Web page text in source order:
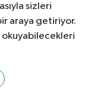
sizleri
araya getiriyor.
okuyabilecekleri